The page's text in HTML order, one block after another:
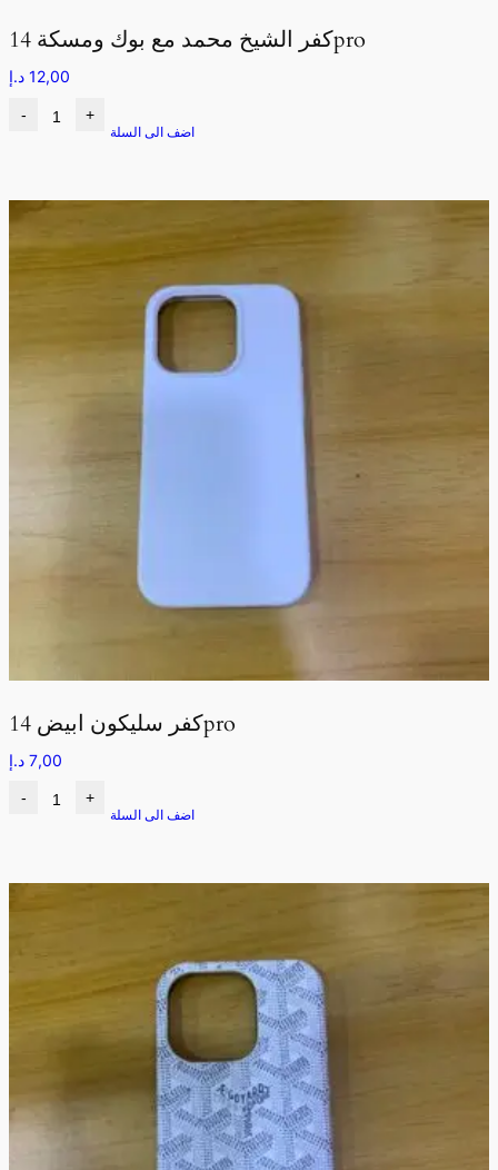
كفر الشيخ محمد مع بوك ومسكة 14pro
12,00 د.إ
- +
اضف الى السلة
كفر سليكون ابيض 14pro
7,00 د.إ
- +
اضف الى السلة